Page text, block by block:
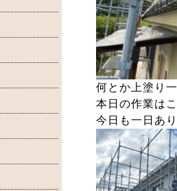
何とか上塗り
本日の作業は
今日も一日あ